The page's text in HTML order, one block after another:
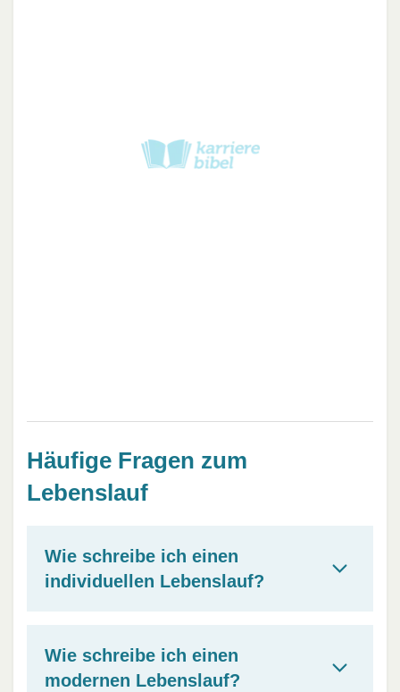
Häufige Fragen zum
Lebenslauf
Wie schreibe ich einen
individuellen Lebenslauf?
Wie schreibe ich einen
modernen Lebenslauf?